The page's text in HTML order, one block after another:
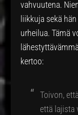
vahvuutena.
liikkuja sekä
urheilua. Tämä
kertoo:
Toivon,
että lajista